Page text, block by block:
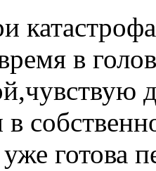
в
в
готова